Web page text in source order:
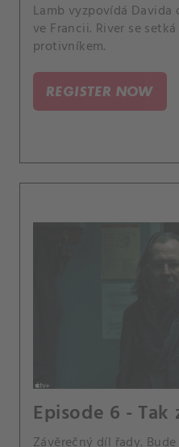
Lamb vyzpovídá
ve Francii. River se
protivníkem.
REGISTER NOW
Episode 6 - Tak